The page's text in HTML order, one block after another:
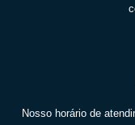
Nosso horário de